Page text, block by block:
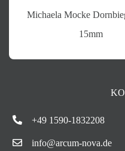
Michaela Mocke
15mm
+49 1590-1832208
info@arcum-nova.de